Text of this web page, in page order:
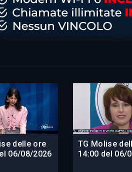
delle ore
06/08/2026
TG Molise
14:00 del 06/